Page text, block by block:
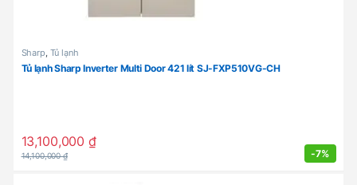
Sharp, Tủ lạnh
Tủ lạnh Sharp Inverter Multi Door 421 lít SJ-FXP510VG-CH
13,100,000 ₫
14,100,000₫ -7%